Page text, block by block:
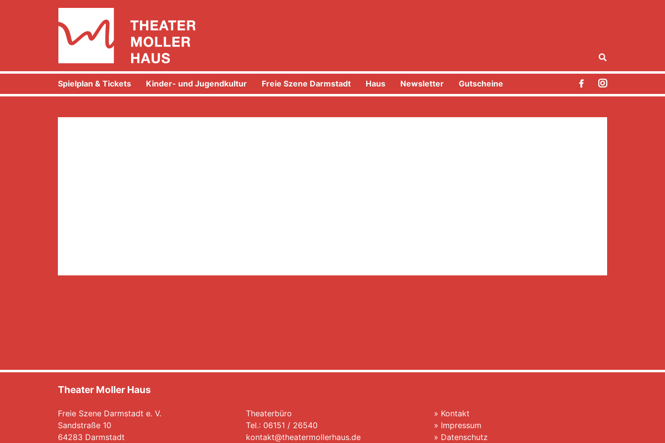
Spielplan & Tickets Kinder- und Jugendkultur Freie Szene Darmstadt Haus Newsletter Gutscheine
Theater Moller Haus
Freie Szene Darmstadt e. V.
Sandstraße 10
64283 Darmstadt
Theaterbüro
Tel.: 06151 / 26540
kontakt@theatermollerhaus.de
» Kontakt
» Impressum
» Datenschutz